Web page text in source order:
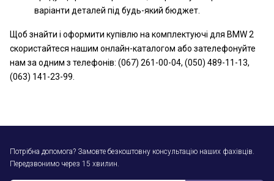
варіанти деталей під будь-який бюджет.
Щоб знайти і оформити купівлю на комплектуючі для BMW 2
скористайтеся нашим онлайн-каталогом або зателефонуйте
нам за одним з телефонів: (067) 261-00-04, (050) 489-11-13,
(063) 141-23-99.
Потрібна допомога? Замовте безкоштовну консультацію наших фахівців.
Передзвонимо через 15 хвилин.